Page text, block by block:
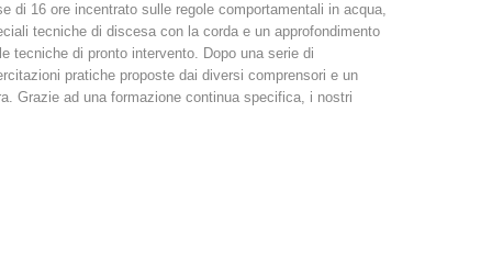
di 16 ore incentrato sulle regole comportamentali in acqua,
tecniche di discesa con la corda e un approfondimento
tecniche di pronto intervento. Dopo una serie di
pratiche proposte dai diversi comprensori e un
Grazie ad una formazione continua specifica, i nostri